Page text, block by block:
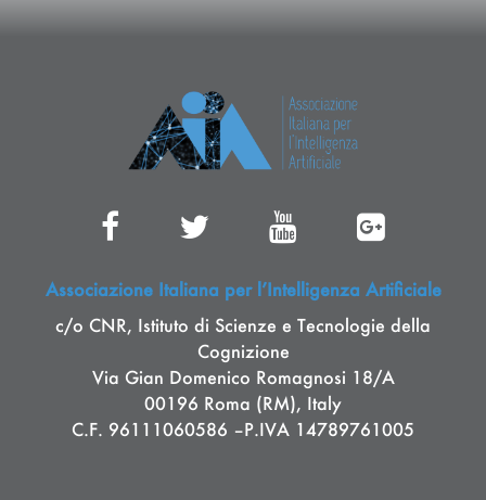
Associazione Italiana per l’Intelligenza Artificiale
c/o CNR, Istituto di Scienze e Tecnologie della
Cognizione
Via Gian Domenico Romagnosi 18/A
00196 Roma (RM), Italy
C.F. 96111060586 –P.IVA 14789761005